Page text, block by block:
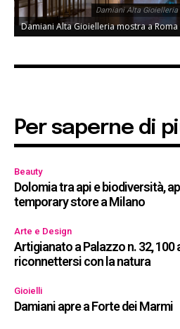
Damiani Alta
Damiani Alta Gioielleria mostra a Roma
Per saperne di
Beauty
Dolomia tra api e biodiversità,
temporary store a Milano
Arte e Design
Artigianato a Palazzo n. 32, 100
riconnettersi con la natura
Gioielli
Damiani apre a Forte dei Marmi